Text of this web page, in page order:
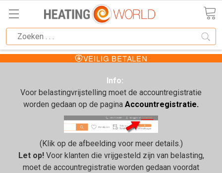
VEILIG BETALEN
Info:
Voor belastingvrijstelling moet de accountregistratie
worden gedaan op de pagina Accountregistratie.
(Klik op de afbeelding voor meer details.)
Let op!Voor klanten die vrijgesteld zijn van belasting,
moet de accountregistratie worden gedaan voordat